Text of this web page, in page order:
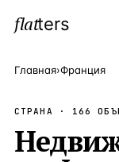
flatters
ПОПУЛЯРНЫЕ
Турция
Главная›Франция
СТРАНА · 166